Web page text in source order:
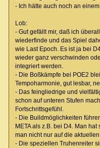
- Ich hätte auch noch an
Lob:
- Gut gefällt mir, daß ich
wiederfinde und das Spiel
wie Last Epoch. Es ist ja bei
wieder ganz verschwinden
integriert werden.
- Die Boßkämpfe bei POE2
Tempoharmonie, gut lesbar,
- Das feingliedrige und
schon auf unteren Stufen
Fortschrittsgefühl.
- Die Buildmöglichkeiten
META als z.B. bei D4. Man
man nicht nur auf die
- Die speziellen Truhenreiter